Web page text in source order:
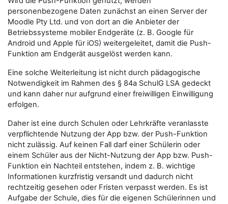
personenbezogene Daten zunächst an einen Server der
Moodle Pty Ltd. und von dort an die Anbieter der
Betriebssysteme mobiler Endgeräte (z. B. Google für
Android und Apple für iOS) weitergeleitet, damit die Push-
Funktion am Endgerät ausgelöst werden kann.
Eine solche Weiterleitung ist nicht durch pädagogische
Notwendigkeit im Rahmen des § 84a SchulG LSA gedeckt
und kann daher nur aufgrund einer freiwilligen Einwilligung
erfolgen.
Daher ist eine durch Schulen oder Lehrkräfte veranlasste
verpflichtende Nutzung der App bzw. der Push-Funktion
nicht zulässig. Auf keinen Fall darf einer Schülerin oder
einem Schüler aus der Nicht-Nutzung der App bzw. Push-
Funktion ein Nachteil entstehen, indem z. B. wichtige
Informationen kurzfristig versandt und dadurch nicht
rechtzeitig gesehen oder Fristen verpasst werden. Es ist
Aufgabe der Schule, dies für die eigenen Schülerinnen und